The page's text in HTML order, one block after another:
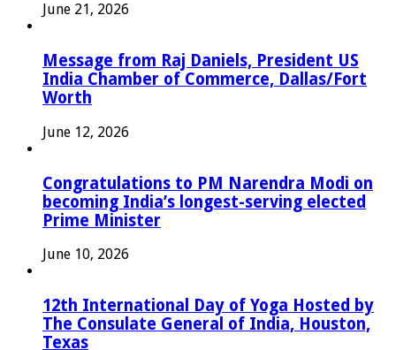
June 21, 2026
Message from Raj Daniels, President US
India Chamber of Commerce, Dallas/Fort
Worth
June 12, 2026
Congratulations to PM Narendra Modi on
becoming India’s longest-serving elected
Prime Minister
June 10, 2026
12th International Day of Yoga Hosted by
The Consulate General of India, Houston,
Texas